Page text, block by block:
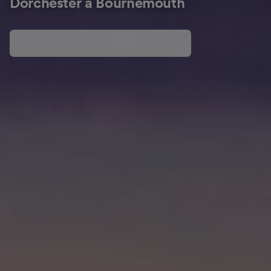
Dorchester à Bournemouth